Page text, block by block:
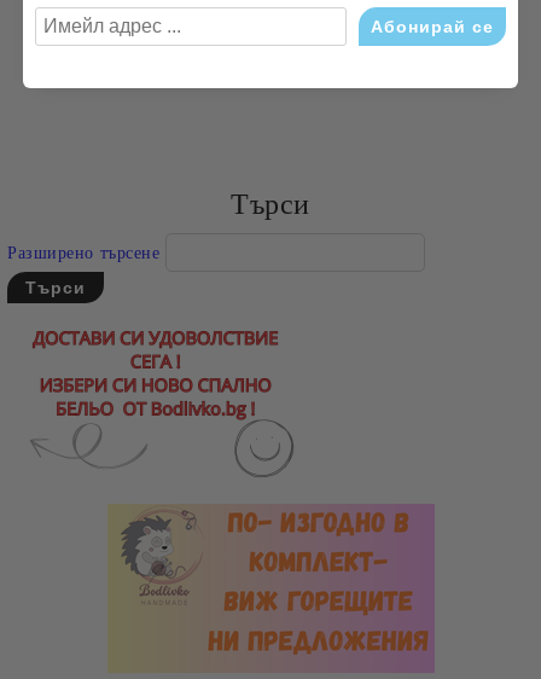
Допустимо отколонение в размерите в см: +/- 3% по
БДС;
Търси
Разширено търсене